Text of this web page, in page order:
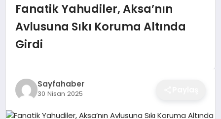
İZMIR HABERLERI
EKONOMI
Fanatik Yahudiler, Aksa’nın
Avlusuna Sıkı Koruma Altında
Girdi
Sayfahaber
30 Nisan 2025